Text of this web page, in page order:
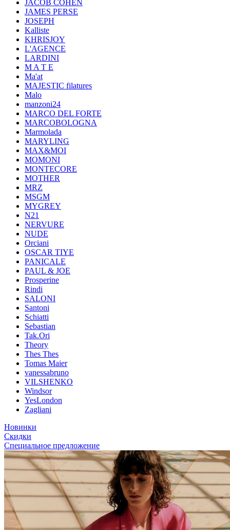
JACOB COHEN
JAMES PERSE
JOSEPH
Kalliste
KHRISJOY
L'AGENCE
LARDINI
M A T E
Ma'at
MAJESTIC filatures
Malo
manzoni24
MARCO DEL FORTE
MARCOBOLOGNA
Marmolada
MARYLING
MAX&MOI
MOMONI
MONTECORE
MOTHER
MRZ
MSGM
MYGREY
N21
NERVURE
NUDE
Orciani
OSCAR TIYE
PANICALE
PAUL & JOE
Prosperine
Rindi
SALONI
Santoni
Schiatti
Sebastian
Tak.Ori
Theory
Thes Thes
Tomas Maier
vanessabruno
VILSHENKO
Windsor
YesLondon
Zagliani
Новинки
Скидки
Специальное предложение